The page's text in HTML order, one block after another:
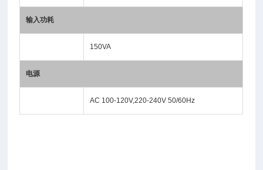
输入功耗
150VA
电源
AC 100-120V,220-240V 50/60Hz